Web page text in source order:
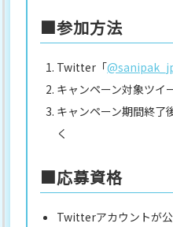
■参加方法
Twitter「
キャンペーン対象ツイ
キャンペーン期間終了
く
■応募資格
Twitterアカウントが